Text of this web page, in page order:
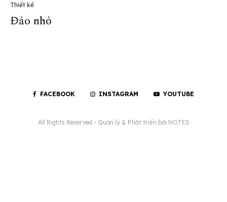
Thiết kế
Đảo nhỏ
FACEBOOK INSTAGRAM YOUTUBE
All Rights Reserved - Quản lý & Phát triển bởi NOTES